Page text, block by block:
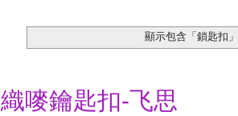
顯示包含「鎖匙扣」
織嘜鑰匙扣-飞思